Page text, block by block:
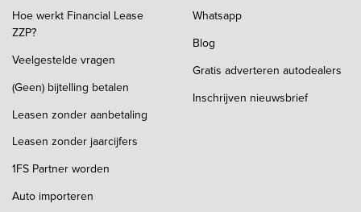
Hoe werkt Financial Lease
ZZP?
Veelgestelde vragen
(Geen) bijtelling betalen
Leasen zonder aanbetaling
Leasen zonder jaarcijfers
1FS Partner worden
Auto importeren
Whatsapp
Blog
Gratis adverteren autodealers
Inschrijven nieuwsbrief